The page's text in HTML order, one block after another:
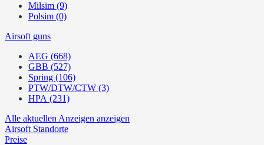
Milsim (9)
Polsim (0)
Airsoft guns
AEG (668)
GBB (527)
Spring (106)
PTW/DTW/CTW (3)
HPA (231)
Alle aktuellen Anzeigen anzeigen
Airsoft Standorte
Preise